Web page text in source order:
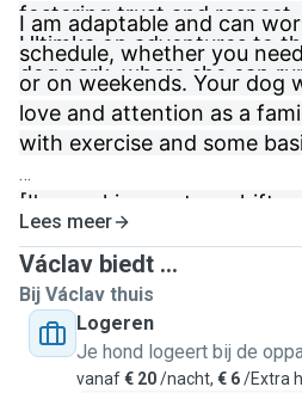
fostering trust and
Ultimka on adventures to
dog park, where she can
I am adaptable and can
schedule, whether you
or on weekends. Your dog
love and attention as a
with exercise and some
[I'm working on two shift
can walk or make a One
depends on the week if in
afternoon, weekends are
services.]
Lees meer
Václav biedt ...
Bij Václav thuis
Logeren
Je hond logeert bij de
vanaf€ 20/nacht, € 6/Extra